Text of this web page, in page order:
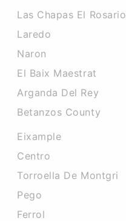
Las Chapas El Rosario
Laredo
Naron
El Baix Maestrat
Arganda Del Rey
Betanzos County
Eixample
Centro
Torroella De Montgri
Pego
Ferrol